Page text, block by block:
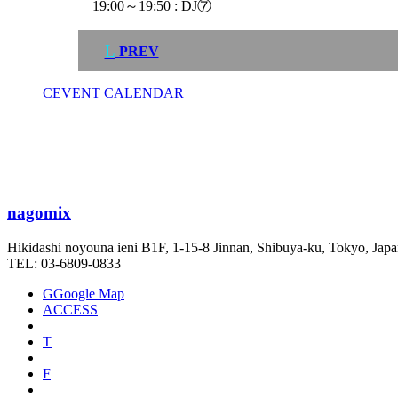
19:00～19:50 : DJ⑦
L PREV
CEVENT CALENDAR
nagomix
Hikidashi noyouna ieni B1F, 1-15-8 Jinnan, Shibuya-ku, Tokyo,
TEL: 03-6809-0833
GGoogle Map
ACCESS
T
F